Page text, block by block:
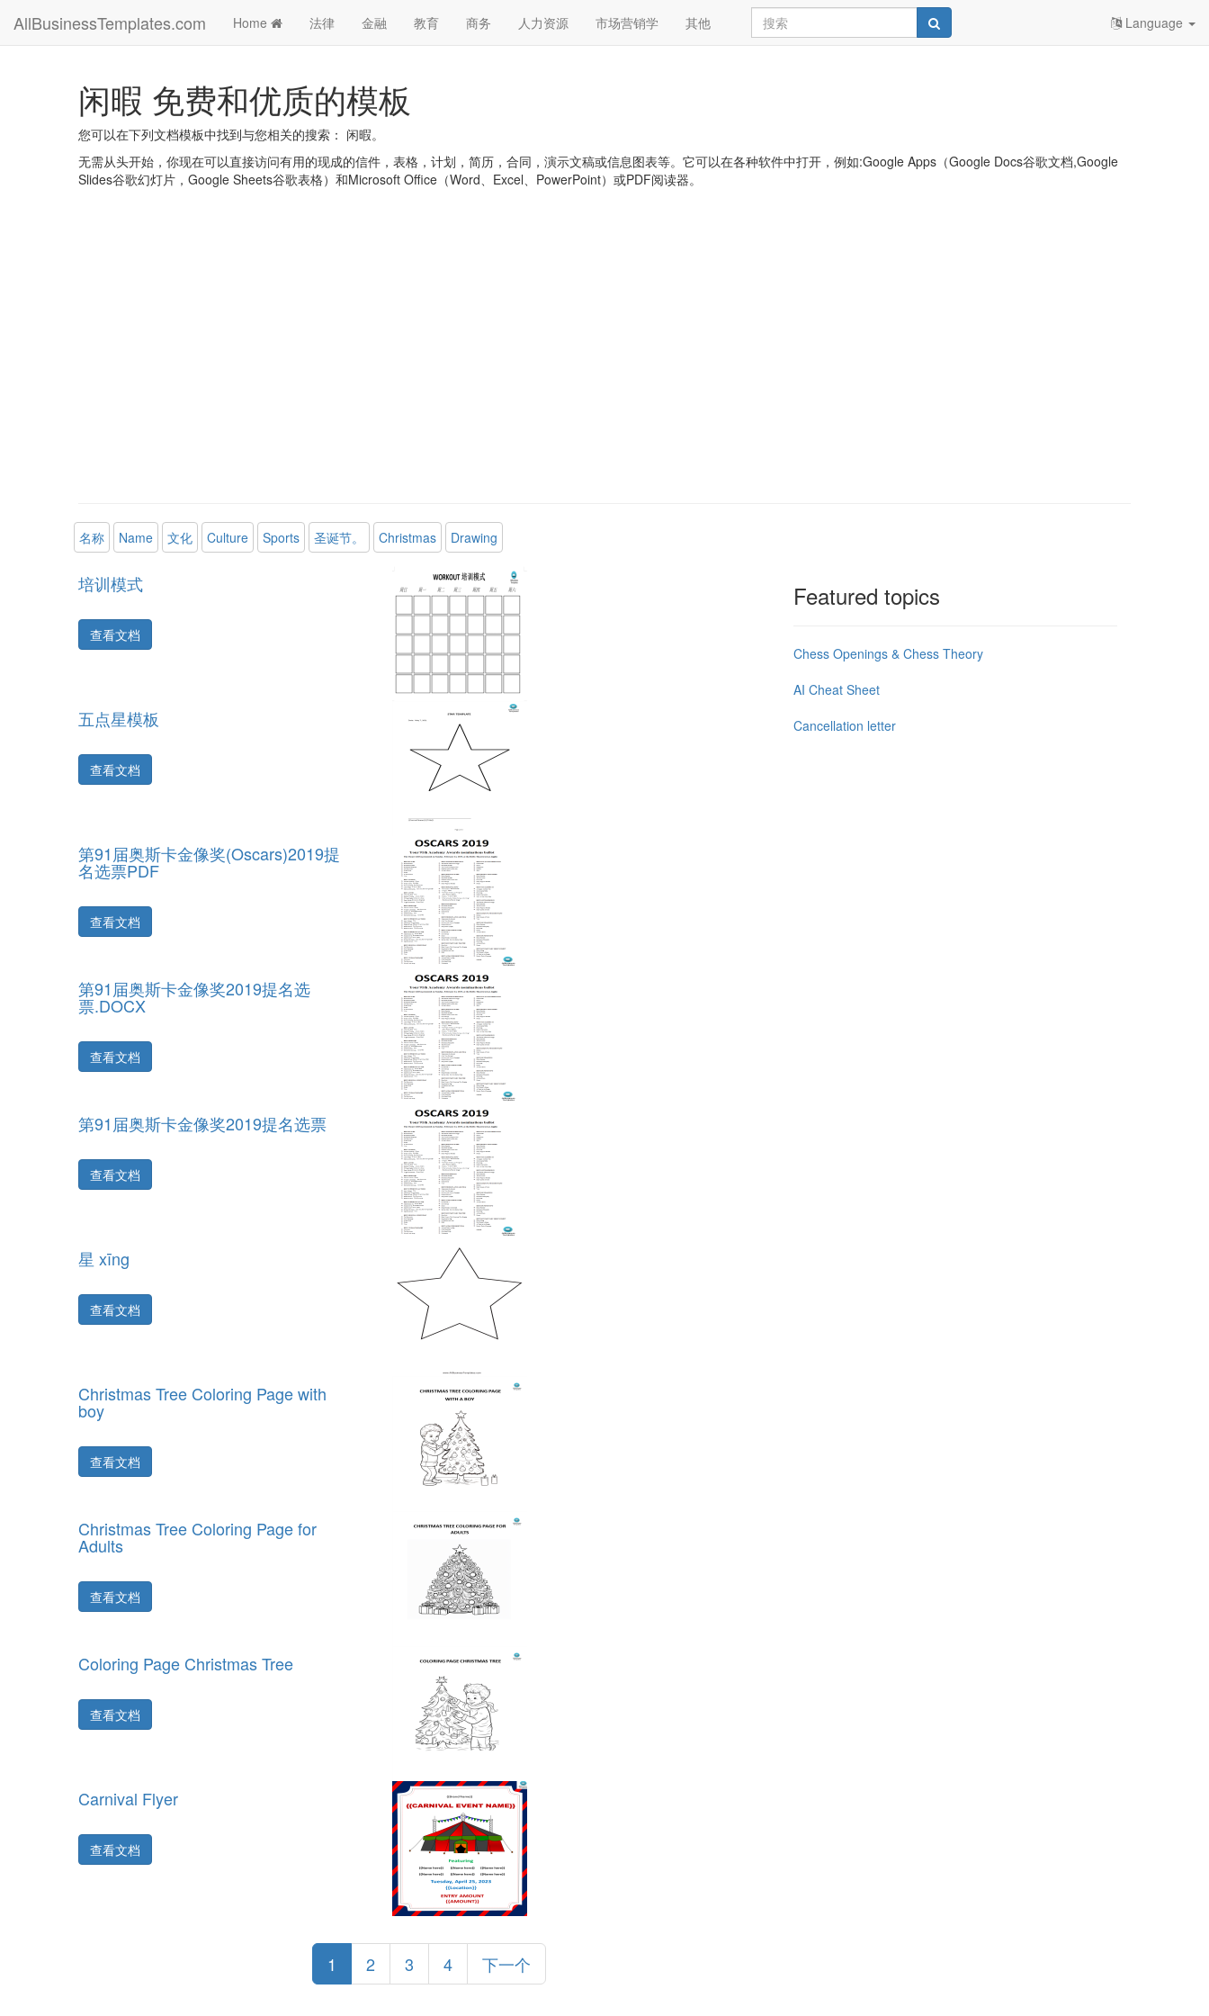
AllBusinessTemplates.com Home 法律 金融 教育 商务 人力资源 市场营销学 其他 Language
闲暇 免费和优质的模板
您可以在下列文档模板中找到与您相关的搜索： 闲暇。
无需从头开始，你现在可以直接访问有用的现成的信件，表格，计划，简历，合同，演示文稿或信息图表等。它可以在各种软件中打开，例如:Google Apps（Google Docs谷歌文档,Google
Slides谷歌幻灯片，Google Sheets谷歌表格）和Microsoft Office（Word、Excel、PowerPoint）或PDF阅读器。
名称 Name 文化 Culture Sports 圣诞节。 Christmas Drawing
培训模式
查看文档
五点星模板
查看文档
第91届奥斯卡金像奖(Oscars)2019提
名选票PDF
查看文档
第91届奥斯卡金像奖2019提名选
票.DOCX
查看文档
第91届奥斯卡金像奖2019提名选票
查看文档
星 xīng
查看文档
Christmas Tree Coloring Page with
boy
查看文档
Christmas Tree Coloring Page for
Adults
查看文档
Coloring Page Christmas Tree
查看文档
Carnival Flyer
查看文档
1 2 3 4 下一个
Featured topics
Chess Openings & Chess Theory
AI Cheat Sheet
Cancellation letter